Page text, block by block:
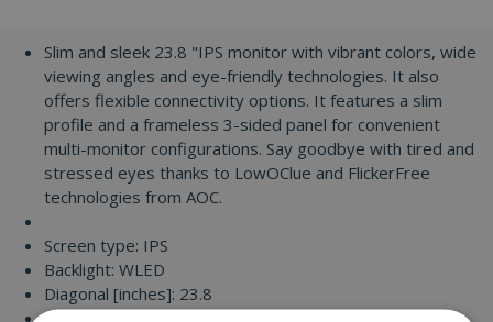
Slim and sleek 23.8 "IPS monitor with vibrant colors, wide
viewing angles and eye-friendly technologies. It also
offers flexible connectivity options. It features a slim
profile and a frameless 3-sided panel for convenient
multi-monitor configurations. Say goodbye with tired and
stressed eyes thanks to LowOClue and FlickerFree
technologies from AOC.
Screen type: IPS
Backlight: WLED
Diagonal [inches]: 23.8
Resolution: 1920 x 1080